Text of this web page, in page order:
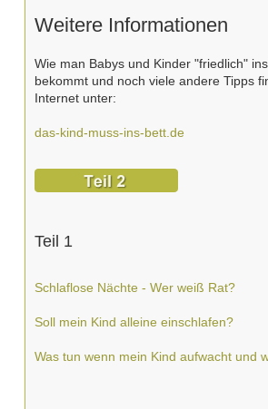
Weitere Informationen
Wie man Babys und Kinder "friedlich"
bekommt und noch viele andere Tipps
Internet unter:
das-kind-muss-ins-bett.de
Teil 1
Schlaflose Nächte - Wer weiß Rat?
Soll mein Kind alleine einschlafen?
Was tun wenn mein Kind aufwacht und